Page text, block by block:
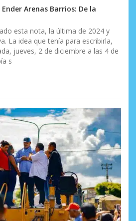
Ender Arenas Barrios: De la
esta nota, la última de 2024 y
La idea que tenía para escribirla,
jueves, 2 de diciembre a las 4 de
s